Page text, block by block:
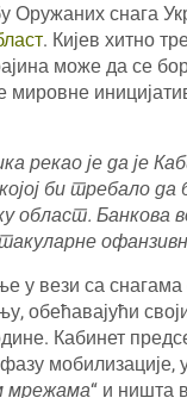
снага
. Кијев хитно
може да се
рекао је да је
би требало
област. Банкова
у вези са снагама
обећавајући
Кабинет
мрежама“ и ништа